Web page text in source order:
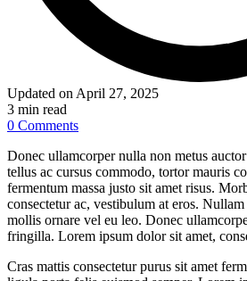
Updated on April 27, 2025
3 min read
0 Comments
Donec ullamcorper nulla non metus
tellus ac cursus commodo, tortor mauris
fermentum massa justo sit amet risus.
consectetur ac, vestibulum at eros.
mollis ornare vel eu leo. Donec
fringilla. Lorem ipsum dolor sit amet,
Cras mattis consectetur purus sit amet